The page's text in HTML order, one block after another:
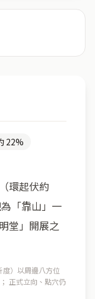
22%
環起伏約
「靠山」一
堂」開展之
度）以周邊八方位
正式立向、點穴仍